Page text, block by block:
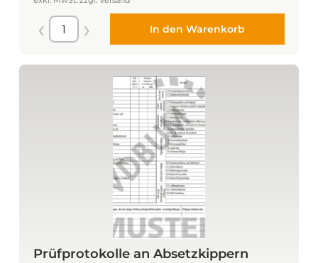
In den Warenkorb
Prüfprotokolle an Absetzkippern